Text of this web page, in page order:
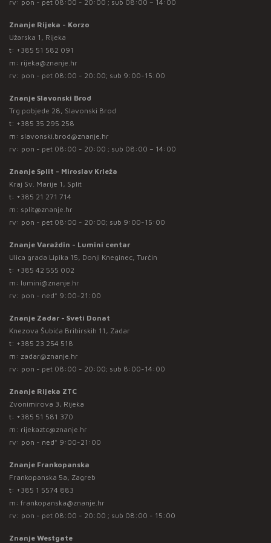
rv: pon - pet 08:00 - 20:00 ; sub 08:00 – 14:00
Znanje Rijeka - Korzo
Užarska 1, Rijeka
t: +385 51 582 091
m: rijeka@znanje.hr
rv: pon - pet 08:00 - 20:00; sub 9:00-15:00
Znanje Slavonski Brod
Trg pobjede 28, Slavonski Brod
t: +385 35 295 258
m: slavonski.brod@znanje.hr
rv: pon - pet 08:00 - 20:00 ; sub 08:00 – 14:00
Znanje Split - Miroslav Krleža
Kraj Sv. Marije 1, Split
t: +385 21 271 714
m: split@znanje.hr
rv: pon - pet 08:00 - 20:00; sub 9:00-15:00
Znanje Varaždin - Lumini centar
Ulica grada Lipika 15, Donji Kneginec, Turčin
t: +385 42 555 002
m: lumini@znanje.hr
rv: pon - ned* 9:00-21:00
Znanje Zadar - Sveti Donat
Knezova Šubića Bribirskih 11, Zadar
t: +385 23 254 518
m: zadar@znanje.hr
rv: pon - pet 08:00 - 20:00; sub 8:00-14:00
Znanje Rijeka ZTC
Zvonimirova 3, Rijeka
t: +385 51 581 370
m: rijekaztc@znanje.hr
rv: pon - ned* 9:00-21:00
Znanje Frankopanska
Frankopanska 5a, Zagreb
t: +385 1 5574 883
m: frankopanska@znanje.hr
rv: pon - pet 08:00 - 20:00 ; sub 08:00 - 15:00
Znanje Westgate